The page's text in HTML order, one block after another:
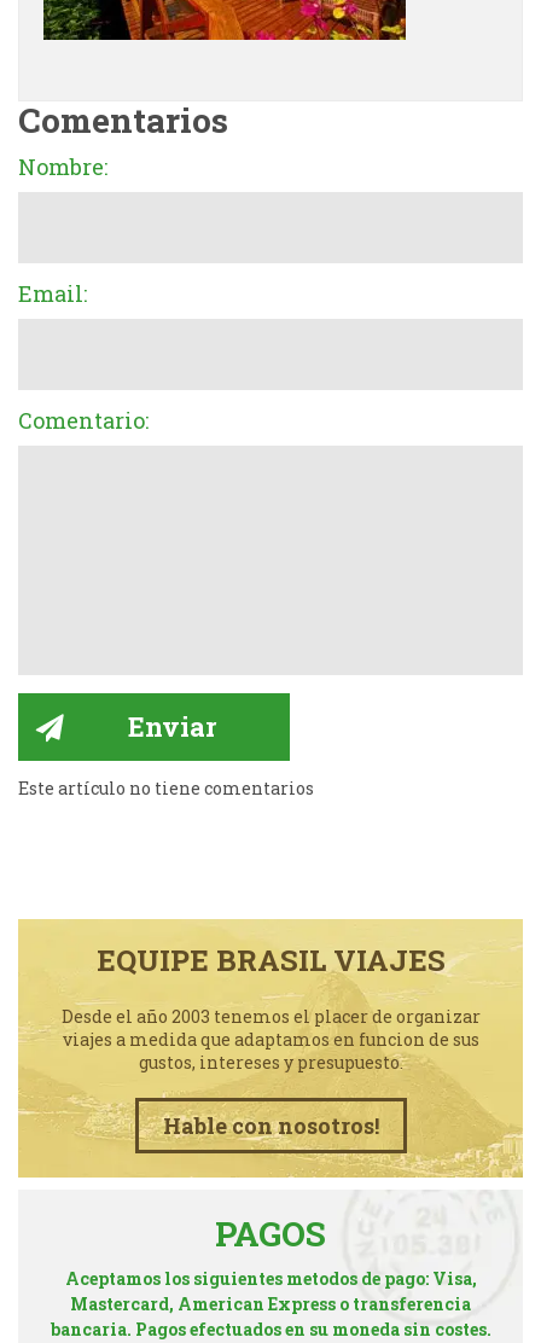
Comentarios
Nombre:
Email:
Comentario:
Este artículo no tiene comentarios
EQUIPE BRASIL VIAJES
Desde el año 2003 tenemos el placer de organizar
viajes a medida que adaptamos en funcion de sus
gustos, intereses y presupuesto.
Hable con nosotros!
PAGOS
Aceptamos los siguientes metodos de pago: Visa,
Mastercard, American Express o transferencia
bancaria. Pagos efectuados en su moneda sin costes.